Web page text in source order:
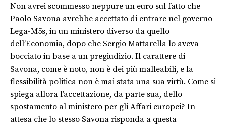
Non avrei scommesso neppure un euro sul fatto che
Paolo Savona avrebbe accettato di entrare nel governo
Lega-M5s, in un ministero diverso da quello
dell’Economia, dopo che Sergio Mattarella lo aveva
bocciato in base a un pregiudizio. Il carattere di
Savona, come è noto, non è dei più malleabili, e la
flessibilità politica non è mai stata una sua virtù. Come si
spiega allora l’accettazione, da parte sua, dello
spostamento al ministero per gli Affari europei? In
attesa che lo stesso Savona risponda a questa